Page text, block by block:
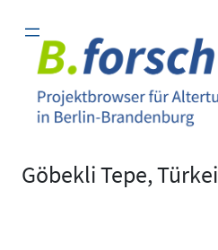
Inhalt
springen
Göbekli Tepe, Türkei